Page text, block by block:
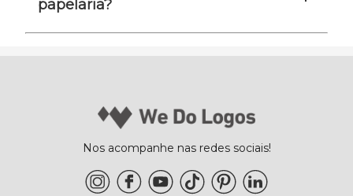
papelaria?
Nos acompanhe nas redes sociais!